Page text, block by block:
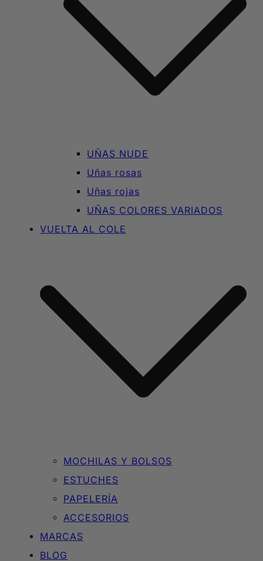
UÑAS NUDE
Uñas rosas
Uñas rojas
UÑAS COLORES VARIADOS
VUELTA AL COLE
MOCHILAS Y BOLSOS
ESTUCHES
PAPELERÍA
ACCESORIOS
MARCAS
BLOG